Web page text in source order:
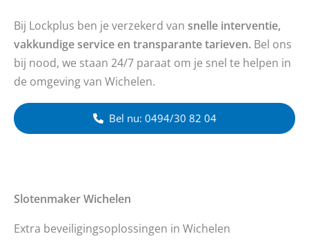
Bij Lockplus ben je verzekerd van snelle interventie,
vakkundige service en transparante tarieven. Bel ons
bij nood, we staan 24/7 paraat om je snel te helpen in
de omgeving van Wichelen.
Bel nu: 0494/30 82 04
SlotenmakerWichelen
Extra beveiligingsoplossingen in Wichelen